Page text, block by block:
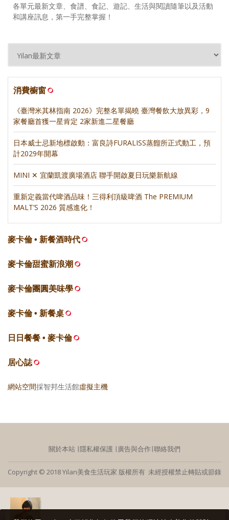
各單元最新文章、食譜、食記、遊記、生活與閱讀隨筆以及活動
和講座訊息，第一手完整掌握！
消費櫥窗
《臺灣米其林指南 2026》完整名單揭曉 臺灣餐飲大放異彩，9
家餐廳首獲一星肯定 2家新進二星餐廳
日本威士忌新地標啟動：富良詩FURALISS蒸餾所正式動工，預
計2029年開幕
MINI ✕ 宜蘭凱渡廣場酒店 聯手開啟夏日玩樂新航線
重新定義當代啤酒品味！三得利頂級啤酒 The PREMIUM
MALT’S 2026 質感進化！
麥卡倫 • 新餐酒時代
麥卡倫甜蜜新浪潮
麥卡倫團圓美味學
麥卡倫 • 新餐桌
日日餐餐 • 麥卡倫
居心誌
網站空間採智邦生活館虛擬主機
關於本站 ∣隱私權保護 ∣廣告與合作∣聯絡我們
Copyright © 2018 Yilan美食生活玩家 版權所有 未經授權禁止轉貼或節錄